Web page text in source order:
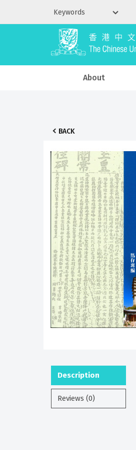
About
BACK
Description
Reviews (0)